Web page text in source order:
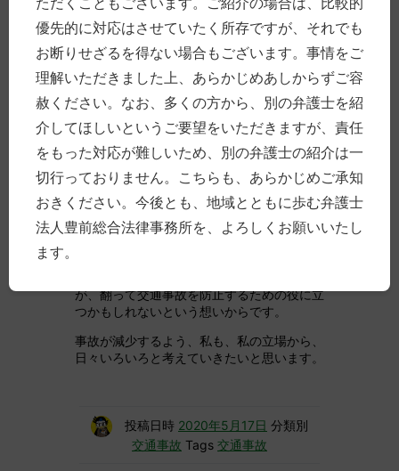
招いたのではないかと分析されています。
事故が減るのはよいことだと思います。私の
実感でも、ここ最近の交通事故の新規受任は
少なくなっているように思います。 しか
し、その原因が、コロナによる一過性のもの
とすれば、根本的な交通事故の原因は根絶で
きておらず、たとえば、コロナ疲れをしてい
る人々がいずれ解放されて交通渋滞を招くな
どした際には、むしろ事故が増えてしまうこ
とさえ懸念されるところです。
まだ勉強を始めたばかりなので、これから記
が、翻って交通事故を防止するための役に立
つかもしれないという想いからです。
事故が減少するよう、私も、私の立場から、
日々いろいろと考えていきたいと思います。
投稿日時 2020年5月17日 分類別
交通事故 Tags 交通事故
優先的に対応はさせていたく所存ですが、それでも
お断りせざるを得ない場合もございます。事情をご
理解いただきました上、あらかじめあしからずご容
赦ください。なお、多くの方から、別の弁護士を紹
介してほしいというご要望をいただきますが、責任
をもった対応が難しいため、別の弁護士の紹介は一
切行っておりません。こちらも、あらかじめご承知
おきください。今後とも、地域とともに歩む弁護士
法人豊前総合法律事務所を、よろしくお願いいたし
ます。